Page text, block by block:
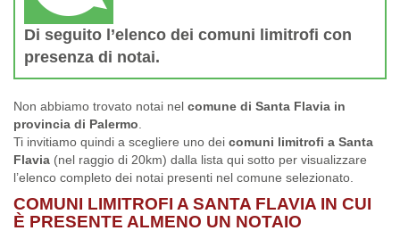
Di seguito l’elenco dei comuni limitrofi con
presenza di notai.
Non abbiamo trovato notai nel comune di Santa Flavia in
provincia di Palermo
Ti invitiamo quindi a scegliere uno dei comuni limitrofi a Santa
Flavia (nel raggio di 20km) dalla lista qui sotto per visualizzare
l’elenco completo dei notai presenti nel comune selezionato.
COMUNI LIMITROFI A SANTA FLAVIA IN CUI
È PRESENTE ALMENO UN NOTAIO